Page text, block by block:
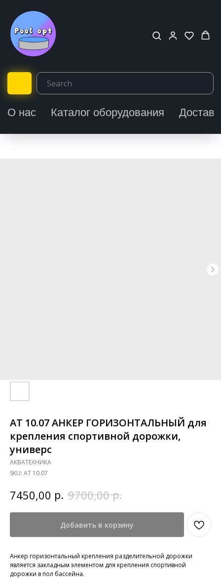
О нас Каталог оборудования
АТ 10.07 АНКЕР ГОРИЗОНТАЛЬНЫЙ для
крепления спортивной дорожки,
универс
АКВАТЕХНИКА
SKU: АТ 10.07
7450,00 р. 9700,00 р.
Добавить в корзину
Анкер горизонтальный крепления разделительной дорожки
является закладным элементом для крепления спортивной
дорожки в пол бассейна.